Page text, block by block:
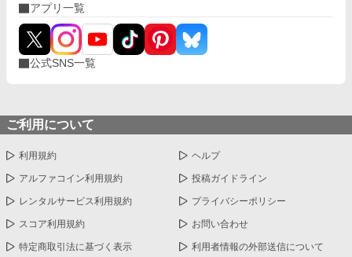
アプリ一覧
公式SNS一覧
ご利用について
利用規約 ヘルプ
アルファコイン利用規約 投稿ガイドライン
レンタルサービス利用規約 プライバシーポリシー
スコア利用規約 お問い合わせ
特定商取引法に基づく表示 利用者情報の外部送信について